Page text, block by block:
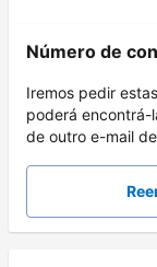
Número de
Iremos pedir
poderá encontrá-
de outro e-mail